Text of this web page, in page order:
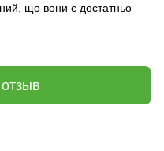
що вони є достатньо